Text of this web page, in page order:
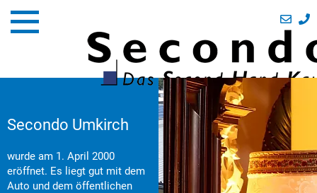
Secondo Umkirch
wurde am 1. April 2000
eröffnet. Es liegt gut mit dem
Auto und dem öffentlichen